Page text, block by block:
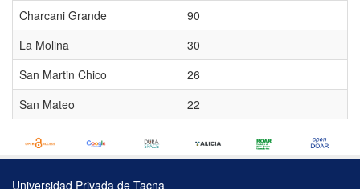
Charcani Grande
90
La Molina
30
San Martin Chico
26
San Mateo
22
Universidad Privada de Tacna